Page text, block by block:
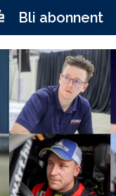
Bli abonnent